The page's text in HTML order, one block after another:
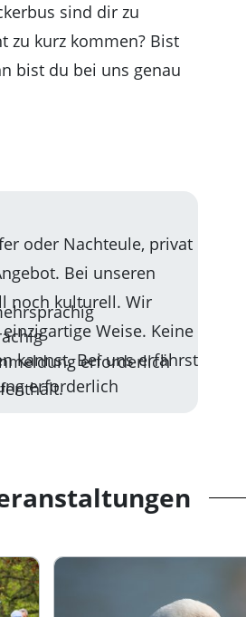
sind dir zu
zu kurz kommen? Bist
bist du bei uns genau
oder Nachteule, privat
Bei unseren
noch kulturell. Wir
Weise. Keine
kannst. Bei uns erfährst
erforderlich